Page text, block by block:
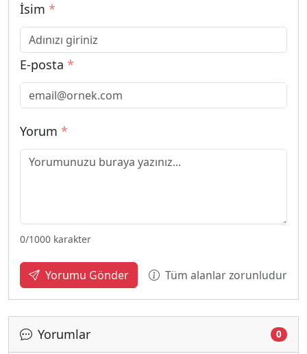
İsim *
E-posta *
Yorum *
0/1000 karakter
Yorumu Gönder Tüm alanlar zorunludur
Yorumlar 0